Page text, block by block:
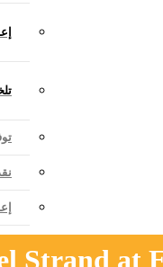
Strand at